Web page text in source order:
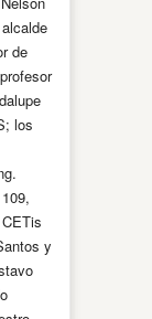
de
los
y